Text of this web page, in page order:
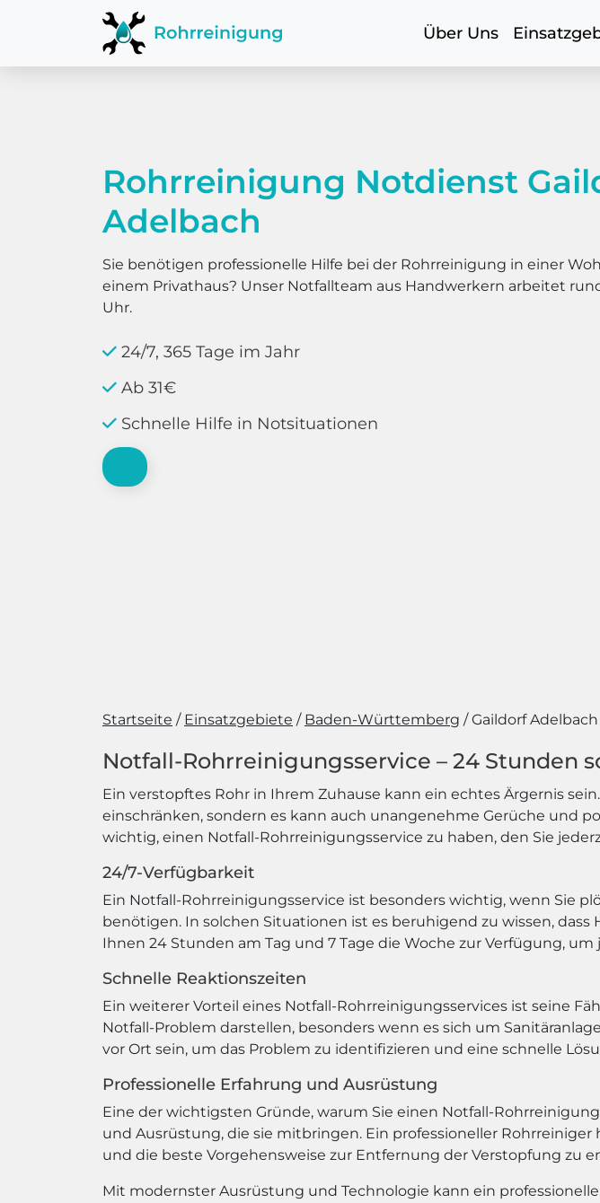
Über Uns
Rohrreinigung Notdienst
Adelbach
Sie benötigen professionelle Hilfe bei der Rohrreinigung in einer
einem Privathaus? Unser Notfallteam aus Handwerkern arbeitet
Uhr.
24/7, 365 Tage im Jahr
Ab 31€
Schnelle Hilfe in Notsituationen
Startseite Einsatzgebiete Baden-Württemberg Gaildorf Adelbach
Notfall-Rohrreinigungsservice – 24 Stunden
Ein verstopftes Rohr in Ihrem Zuhause kann ein echtes Ärgernis
einschränken, sondern es kann auch unangenehme Gerüche und
wichtig, einen Notfall-Rohrreinigungsservice zu haben, den Sie
24/7-Verfügbarkeit
Ein Notfall-Rohrreinigungsservice ist besonders wichtig, wenn Sie
benötigen. In solchen Situationen ist es beruhigend zu wissen,
Ihnen 24 Stunden am Tag und 7 Tage die Woche zur Verfügung,
Schnelle Reaktionszeiten
Ein weiterer Vorteil eines Notfall-Rohrreinigungsservices ist seine
Notfall-Problem darstellen, besonders wenn es sich um
vor Ort sein, um das Problem zu identifizieren und eine schnelle
Professionelle Erfahrung und Ausrüstung
Eine der wichtigsten Gründe, warum Sie einen Notfall-
und Ausrüstung, die sie mitbringen. Ein professioneller
und die beste Vorgehensweise zur Entfernung der Verstopfung zu
Mit modernster Ausrüstung und Technologie kann ein